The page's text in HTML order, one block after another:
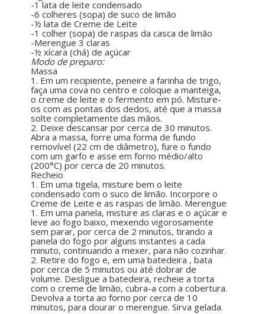
-1 lata de leite condensado
-6 colheres (sopa) de suco de limão
-½ lata de Creme de Leite
-1 colher (sopa) de raspas da casca de limão
-Merengue 3 claras
-½ xícara (chá) de açúcar
Modo de preparo:
Massa
1. Em um recipiente, peneire a farinha de trigo,
faça uma cova no centro e coloque a manteiga,
o creme de leite e o fermento em pó. Misture-
os com as pontas dos dedos, até que a massa
solte completamente das mãos.
2. Deixe descansar por cerca de 30 minutos.
Abra a massa, forre uma forma de fundo
removível (22 cm de diâmetro), fure o fundo
com um garfo e asse em forno médio/alto
(200°C) por cerca de 20 minutos.
Recheio
1. Em uma tigela, misture bem o leite
condensado com o suco de limão. Incorpore o
Creme de Leite e as raspas de limão. Merengue
1. Em uma panela, misture as claras e o açúcar e
leve ao fogo baixo, mexendo vigorosamente
sem parar, por cerca de 2 minutos, tirando a
panela do fogo por alguns instantes a cada
minuto, continuando a mexer, para não cozinhar.
2. Retire do fogo e, em uma batedeira , bata
por cerca de 5 minutos ou até dobrar de
volume. Desligue a batedeira, recheie a torta
com o creme de limão, cubra-a com a cobertura.
Devolva a torta ao forno por cerca de 10
minutos, para dourar o merengue. Sirva gelada.